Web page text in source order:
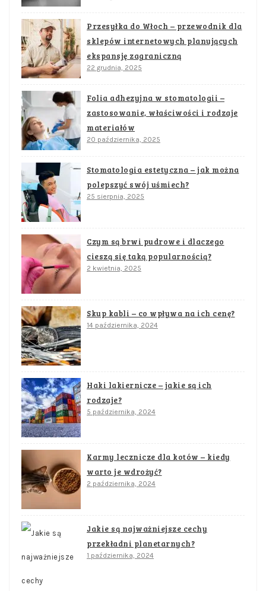
Przesyłka do Włoch – przewodnik dla
sklepów internetowych planujących
ekspansję zagraniczną
22 grudnia, 2025
Folia adhezyjna w stomatologii –
zastosowanie, właściwości i rodzaje
materiałów
20 października, 2025
Stomatologia estetyczna – jak można
polepszyć swój uśmiech?
25 sierpnia, 2025
Czym są brwi pudrowe i dlaczego
cieszą się taką popularnością?
2 kwietnia, 2025
Skup kabli – co wpływa na ich cenę?
14 października, 2024
Haki lakiernicze – jakie są ich
rodzaje?
5 października, 2024
Karmy lecznicze dla kotów – kiedy
warto je wdrożyć?
2 października, 2024
Jakie są najważniejsze cechy
przekładni planetarnych?
1 października, 2024